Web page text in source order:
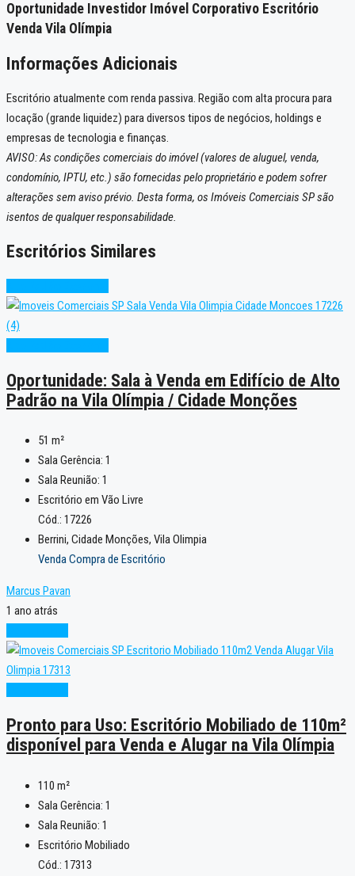
Oportunidade Investidor Imóvel Corporativo Escritório
Venda Vila Olímpia
Informações Adicionais
Escritório atualmente com renda passiva. Região com alta procura para
locação (grande liquidez) para diversos tipos de negócios, holdings e
empresas de tecnologia e finanças.
AVISO: As condições comerciais do imóvel (valores de aluguel, venda,
condomínio, IPTU, etc.) são fornecidas pelo proprietário e podem sofrer
alterações sem aviso prévio. Desta forma, os Imóveis Comerciais SP são
isentos de qualquer responsabilidade.
Escritórios Similares
Oportunidade: Sala à Venda em Edifício de Alto
Padrão na Vila Olímpia / Cidade Monções
51 m²
Sala Gerência: 1
Sala Reunião: 1
Escritório em Vão Livre
Cód.: 17226
Berrini, Cidade Monções, Vila Olimpia
Venda Compra de Escritório
Marcus Pavan
1 ano atrás
Pronto para Uso: Escritório Mobiliado de 110m²
disponível para Venda e Alugar na Vila Olímpia
110 m²
Sala Gerência: 1
Sala Reunião: 1
Escritório Mobiliado
Cód.: 17313